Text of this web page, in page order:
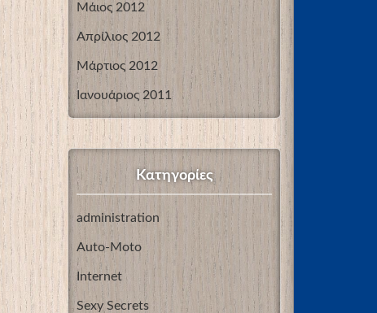
Μάιος 2012
Απρίλιος 2012
Μάρτιος 2012
Ιανουάριος 2011
Kατηγορίες
administration
Auto-Moto
Internet
Sexy Secrets